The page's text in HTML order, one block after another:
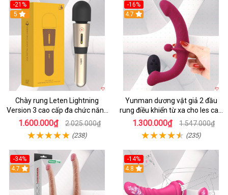
-21%
5
Chày rung Leten Lightning
Version 3 cao cấp đa chức năng
kích thích
1.600.000₫ 2.025.000₫
(238)
-16%
4.7
Yunman dương vật giả 2 đầu
rung điều khiển từ xa cho les cao
cấp
1.300.000₫ 1.547.000₫
(235)
-34%
4.7
-14%
4.8